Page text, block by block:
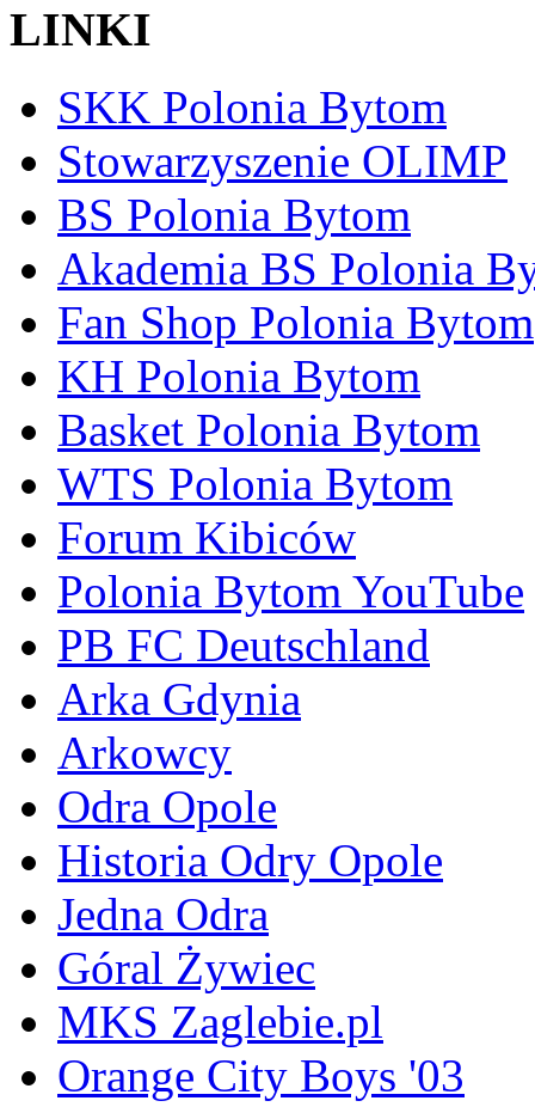
LINKI
SKK Polonia Bytom
Stowarzyszenie OLIMP
BS Polonia Bytom
Akademia BS Polonia
Fan Shop Polonia Bytom
KH Polonia Bytom
Basket Polonia Bytom
WTS Polonia Bytom
Forum Kibiców
Polonia Bytom YouTube
PB FC Deutschland
Arka Gdynia
Arkowcy
Odra Opole
Historia Odry Opole
Jedna Odra
Góral Żywiec
MKS Zaglebie.pl
Orange City Boys '03